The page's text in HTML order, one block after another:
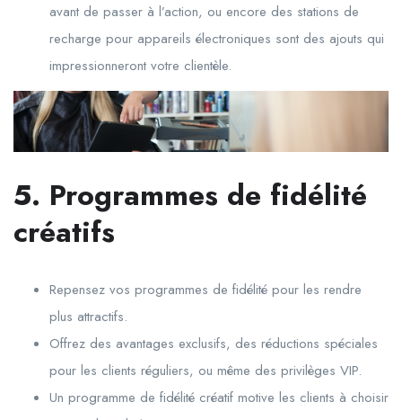
avant de passer à l’action, ou encore des stations de
recharge pour appareils électroniques sont des ajouts qui
impressionneront votre clientèle.
5. Programmes de fidélité
créatifs
Repensez vos programmes de fidélité pour les rendre
plus attractifs.
Offrez des avantages exclusifs, des réductions spéciales
pour les clients réguliers, ou même des privilèges VIP.
Un programme de fidélité créatif motive les clients à choisir